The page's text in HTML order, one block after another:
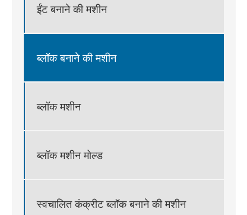
ईंट बनाने की मशीन
ब्लॉक बनाने की मशीन
ब्लॉक मशीन
ब्लॉक मशीन मोल्ड
स्वचालित कंक्रीट ब्लॉक बनाने की मशीन